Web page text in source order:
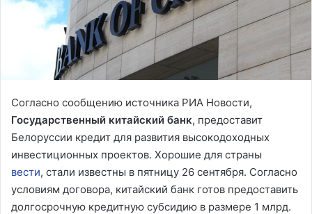
Согласно сообщению источника РИА Новости,
Государственный китайский банк, предоставит
Белоруссии кредит для развития высокодоходных
инвестиционных проектов. Хорошие для страны
вести, стали известны в пятницу 26 сентября. Согласно
условиям договора, китайский банк готов предоставить
долгосрочную кредитную субсидию в размере 1 млрд.